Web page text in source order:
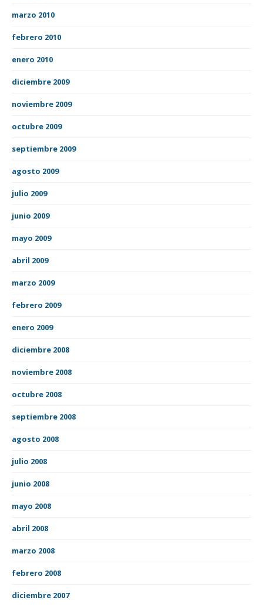
marzo 2010
febrero 2010
enero 2010
diciembre 2009
noviembre 2009
octubre 2009
septiembre 2009
agosto 2009
julio 2009
junio 2009
mayo 2009
abril 2009
marzo 2009
febrero 2009
enero 2009
diciembre 2008
noviembre 2008
octubre 2008
septiembre 2008
agosto 2008
julio 2008
junio 2008
mayo 2008
abril 2008
marzo 2008
febrero 2008
diciembre 2007